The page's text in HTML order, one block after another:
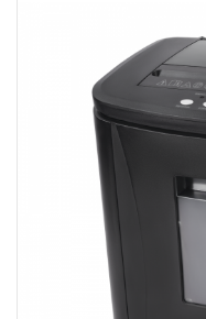
изображенията